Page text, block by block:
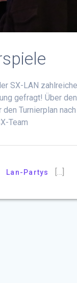
SX-LAN
gefragt! Über
Turnierplan
Team
Lan-Partys